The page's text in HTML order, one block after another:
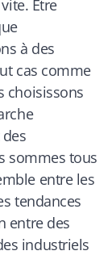
Etre
à des
cas comme
choisissons
sommes tous
entre les
tendances
entre des
industriels